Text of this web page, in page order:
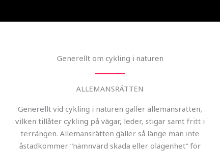
Generellt om cykling i naturen
ALLEMANSRÄTTEN
Generellt vid cykling i naturen gäller allemansrätten,
vilken tillåter cykling på vägar, leder, stigar samt fritt i
terrängen. Allemansrätten gäller så länge man inte
åstadkommer “nämnvärd skada eller olägenhet” för